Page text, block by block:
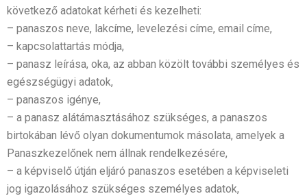
következő adatokat kérheti és kezelheti:
– panaszos neve, lakcíme, levelezési címe, email címe,
– kapcsolattartás módja,
– panasz leírása, oka, az abban közölt további személyes és
egészségügyi adatok,
– panaszos igénye,
– a panasz alátámasztásához szükséges, a panaszos
birtokában lévő olyan dokumentumok másolata, amelyek a
Panaszkezelőnek nem állnak rendelkezésére,
– a képviselő útján eljáró panaszos esetében a képviseleti
jog igazolásához szükséges személyes adatok,